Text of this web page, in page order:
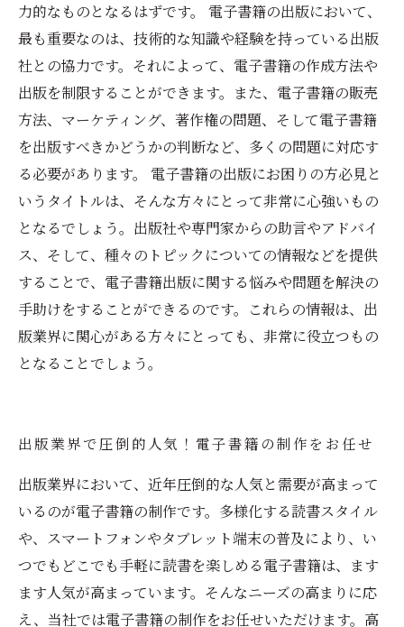
力的なものとなるはずです。 電子書籍の出版において、
最も重要なのは、技術的な知識や経験を持っている出版
社との協力です。それによって、電子書籍の作成方法や
出版を制限することができます。また、電子書籍の販売
方法、マーケティング、著作権の問題、そして電子書籍
を出版すべきかどうかの判断など、多くの問題に対応す
る必要があります。 電子書籍の出版にお困りの方必見と
いうタイトルは、そんな方々にとって非常に心強いもの
となるでしょう。出版社や専門家からの助言やアドバイ
ス、そして、種々のトピックについての情報などを提供
することで、電子書籍出版に関する悩みや問題を解決の
手助けをすることができるのです。これらの情報は、出
版業界に関心がある方々にとっても、非常に役立つもの
となることでしょう。
出版業界で圧倒的人気！電子書籍の制作をお任せ
出版業界において、近年圧倒的な人気と需要が高まって
いるのが電子書籍の制作です。多様化する読書スタイル
や、スマートフォンやタブレット端末の普及により、い
つでもどこでも手軽に読書を楽しめる電子書籍は、ます
ます人気が高まっています。そんなニーズの高まりに応
え、当社では電子書籍の制作をお任せいただけます。高